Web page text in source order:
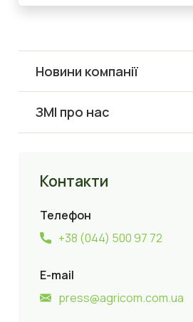
Новини компанії
ЗМІ про нас
Контакти
Телефон
+38 (044) 500 97 72
E-mail
press@agricom.com.ua